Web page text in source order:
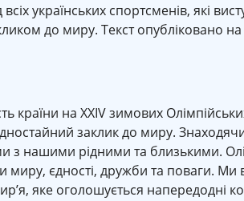
українських спортсменів, які
до миру. Текст опубліковано на
країни на ХХIV зимових
заклик до миру.
з нашими рідними та близькими.
миру, єдності, дружби та поваги. Ми
яке оголошується напередодні